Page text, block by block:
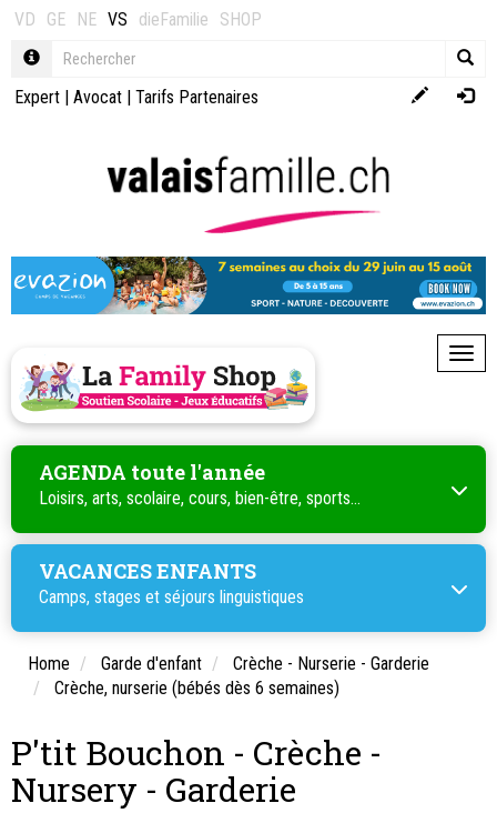
VD GE NE VS dieFamilie SHOP
Expert | Avocat | Tarifs Partenaires
AGENDA toute l'année
Loisirs, arts, scolaire, cours, bien-être, sports...
VACANCES ENFANTS
Camps, stages et séjours linguistiques
Home Garde d'enfant
Crèche - Nurserie - Garderie
Crèche, nurserie (bébés dès 6 semaines)
P'tit Bouchon - Crèche -
Nursery - Garderie